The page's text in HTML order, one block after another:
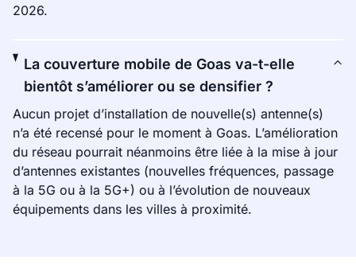
2026.
La couverture mobile de Goas va-t-elle
bientôt s’améliorer ou se densifier ?
Aucun projet d’installation de nouvelle(s) antenne(s)
n’a été recensé pour le moment à Goas. L’amélioration
du réseau pourrait néanmoins être liée à la mise à jour
d’antennes existantes (nouvelles fréquences, passage
à la 5G ou à la 5G+) ou à l’évolution de nouveaux
équipements dans les villes à proximité.